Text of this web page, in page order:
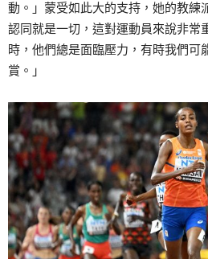
動。」蒙受如此大的支持，她的教
認同就是一切，這對運動員來說非常
時，他們總是面臨壓力，有時我們可
賞。」